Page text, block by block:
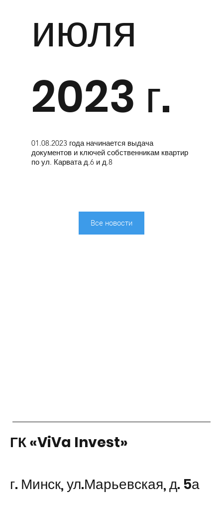
ГК «ViVa Invest»
г. Минск, ул.Марьевская, д. 5а
июля
2023 г.
01.08.2023 года начинается выдача
документов и ключей собственникам квартир
по ул. Карвата д.6 и д.8
Все новости